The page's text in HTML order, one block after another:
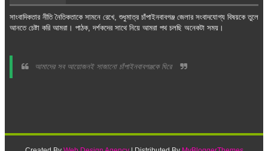
সাংবাদিকতার নীতি নৈতিকতাকে সামনে রেখে, শুধুমাত্র চাঁপাইনবাবগঞ্জ জেলার সংবাদযোগ্য বিষয়কে তুলে
আনতে চেষ্টা করি আমরা। পাঠক, দর্শকদের সাথে নিয়ে আমরা পথ চলছি অনেকটা সময়।
আমাদের সব আয়োজনই সাজানো চাঁপাইনবাবগঞ্জকে ঘিরে